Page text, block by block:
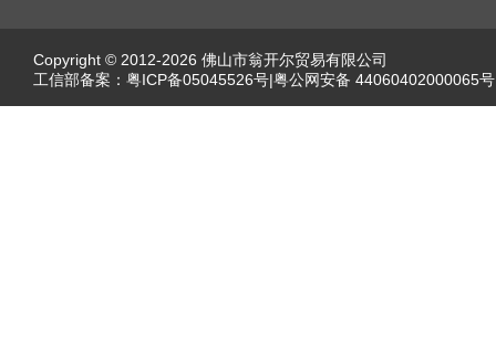
Copyright © 2012-2026 佛山市翁开尔贸易有限公司
工信部备案： 粤ICP备05045526号|粤公网安备 44060402000065号